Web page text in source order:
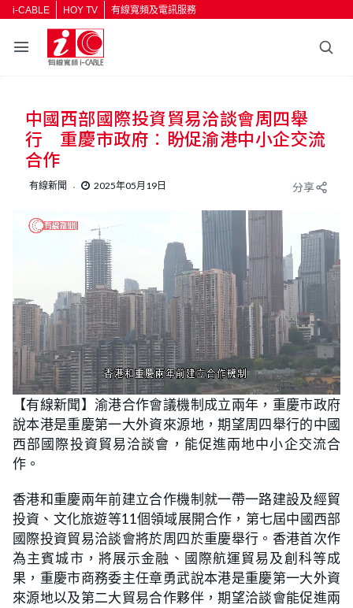
i-CABLE HOY TV 有線寬頻及電訊服務
中國西部國際投資貿易洽談會周四舉
行 重慶市政府︰盼促渝港中小企交流
合作
有線新聞 2025年05月19日 分享
U
n
m
t
e
L
o
a
d
e
:
2
%
【有線新聞】渝港合作會議機制成立兩年，重慶市政府
說本港是重慶第一大外資來源地，期望周四舉行的中國
西部國際投資貿易洽談會，能促進兩地中小企交流合
作。
香港和重慶兩年前建立合作機制就一帶一路建設及經貿
投資、文化旅遊等11個領域展開合作，第七屆中國西部
國際投資貿易洽談會將於周四於重慶舉行。香港首次作
為主賓城市，將展示金融、國際航運貿易及創科等成
果，重慶市商務委主任章勇武說本港是重慶第一大外資
來源地以及第二大貿易合作夥伴，期望洽談會能促進兩